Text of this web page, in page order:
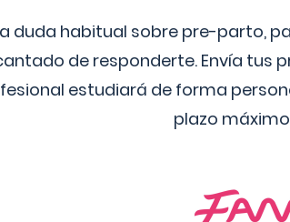
duda habitual sobre pre-parto,
de responderte. Envía
estudiará de forma
plazo